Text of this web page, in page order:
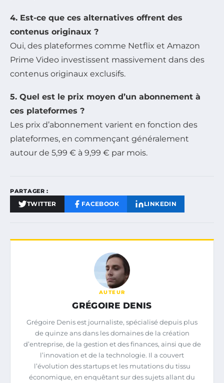
4. Est-ce que ces alternatives offrent des
contenus originaux ?
Oui, des plateformes comme Netflix et Amazon
Prime Video investissent massivement dans des
contenus originaux exclusifs.
5. Quel est le prix moyen d’un abonnement à
ces plateformes ?
Les prix d’abonnement varient en fonction des
plateformes, en commençant généralement
autour de 5,99 € à 9,99 € par mois.
PARTAGER :
TWITTER FACEBOOK LINKEDIN
AUTEUR
GRÉGOIRE DENIS
Grégoire Denis est journaliste, spécialisé depuis plus
de quinze ans dans les domaines de la création
d’entreprise, de la gestion et des finances, ainsi que de
l’innovation et de la technologie. Il a couvert
l’évolution des startups et les mutations du tissu
économique, en enquêtant sur des sujets allant du